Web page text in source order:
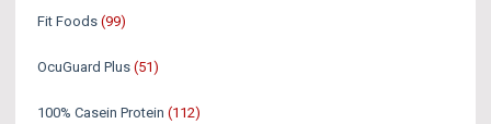
Fit Foods (99)
OcuGuard Plus (51)
100% Casein Protein (112)